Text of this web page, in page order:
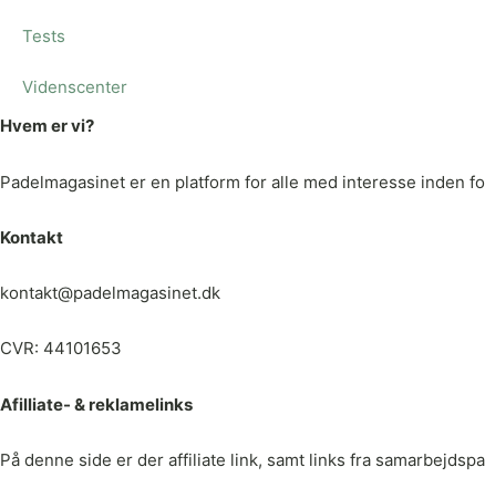
Tests
Videnscenter
Hvem er vi?
Padelmagasinet er en platform for alle med interesse inden
Kontakt
kontakt@padelmagasinet.dk
CVR: 44101653
Afilliate- & reklamelinks
På denne side er der affiliate link, samt links fra